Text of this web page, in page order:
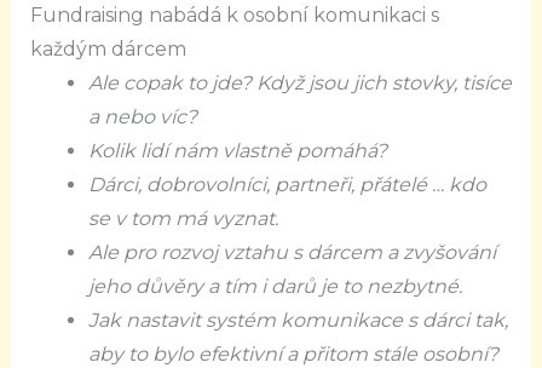
Fundraising nabádá k osobní komunikaci s
každým dárcem
Ale copak to jde? Když jsou jich stovky, tisíce
a nebo víc?
Kolik lidí nám vlastně pomáhá?
Dárci, dobrovolníci, partneři, přátelé … kdo
se v tom má vyznat.
Ale pro rozvoj vztahu s dárcem a zvyšování
jeho důvěry a tím i darů je to nezbytné.
Jak nastavit systém komunikace s dárci tak,
aby to bylo efektivní a přitom stále osobní?